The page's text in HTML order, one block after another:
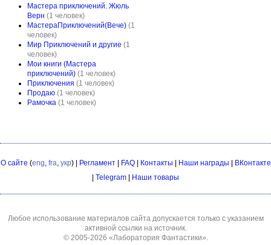
Мастера приключений. Жюль
Верн (1 человек)
МастераПриключений(Вече) (1
человек)
Мир Приключений и другие (1
человек)
Мои книги (Мастера
приключений) (1 человек)
Приключения (1 человек)
Продаю (1 человек)
Рамочка (1 человек)
О сайте (eng, fra, укр) | Регламент| FAQ| Контакты Наши награды
ВКонтакте
Telegram Наши товары
Любое использование материалов сайта допускается только с указанием
активной ссылки на источник.
© 2005-2026 «Лаборатория Фантастики».